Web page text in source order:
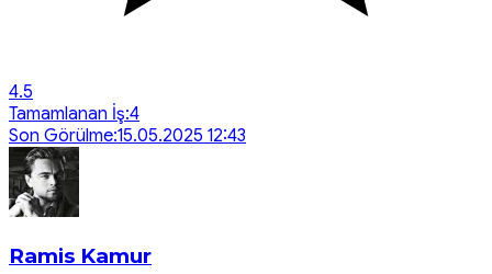
4.5
Tamamlanan İş:4
Son Görülme:15.05.2025 12:43
Ramis Kamur